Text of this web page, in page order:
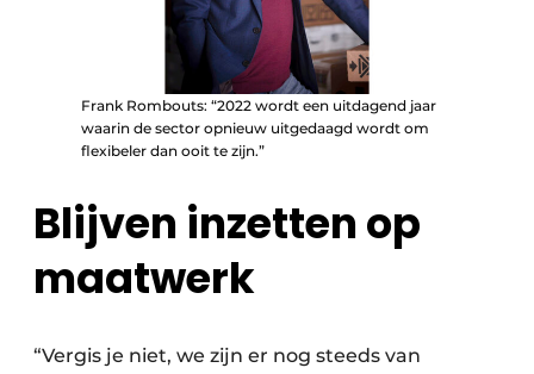
Frank Rombouts: “2022 wordt een uitdagend jaar
waarin de sector opnieuw uitgedaagd wordt om
flexibeler dan ooit te zijn.”
Blijven inzetten op
maatwerk
“Vergis je niet, we zijn er nog steeds van